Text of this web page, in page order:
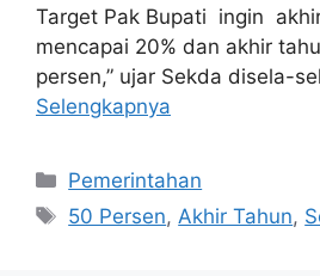
Target Pak Bupati ingin
mencapai 20% dan akhir
persen,” ujar Sekda disela-
Selengkapnya
Kategori
Pemerintahan
Tag
50 Persen, Akhir Tahun,